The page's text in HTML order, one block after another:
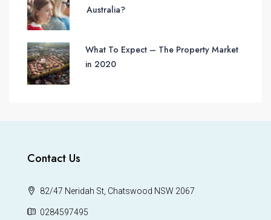
Australia?
What To Expect – The Property Market
in 2020
Contact Us
82/47 Neridah St, Chatswood NSW 2067
0284597495